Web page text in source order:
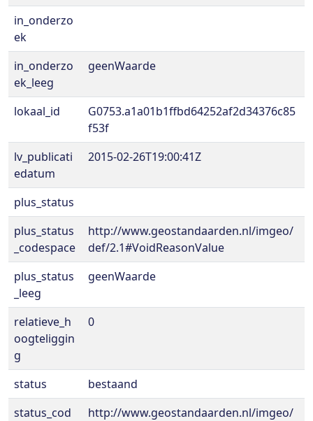
in_onderzo
ek
in_onderzo
ek_leeg
geenWaarde
lokaal_id
G0753.a1a01b1ffbd64252af2d34376c85
f53f
lv_publicati
edatum
2015-02-26T19:00:41Z
plus_status
plus_status
_codespace
http://www.geostandaarden.nl/imgeo/
def/2.1#VoidReasonValue
plus_status
_leeg
geenWaarde
relatieve_h
oogteliggin
g
0
status
bestaand
status_cod
http://www.geostandaarden.nl/imgeo/